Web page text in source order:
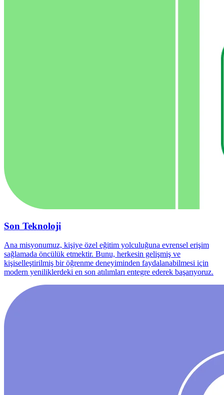
Son Teknoloji
Ana misyonumuz, kişiye özel eğitim yolculuğuna evrensel erişim
sağlamada öncülük etmektir. Bunu, herkesin gelişmiş ve
kişiselleştirilmiş bir öğrenme deneyiminden faydalanabilmesi için
modern yeniliklerdeki en son atılımları entegre ederek başarıyoruz.